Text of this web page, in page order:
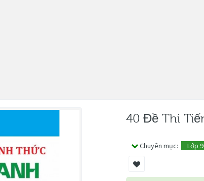
40 Đề Thi
Chuyên mục: Lớp